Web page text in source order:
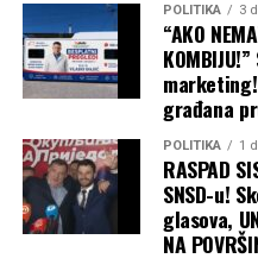
“Minimalna temperatura
do 26, a u višim predjelima
temperatura vazduha od
Ponedjeljak, 10. avgust
U ponedjeljak će biti
umjerenu oblačnost.
POLITIKA 3
“AKO
građana
POLITIKA 1
RASPAD
SNSD-u!
glasova,
NA